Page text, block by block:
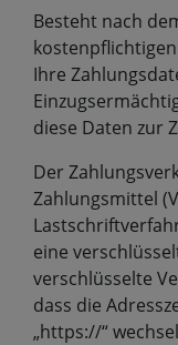
Besteht nach
Ihre
diese Daten zur
Der
Zahlungsmittel
eine
verschlüsselte
dass die
„https://“